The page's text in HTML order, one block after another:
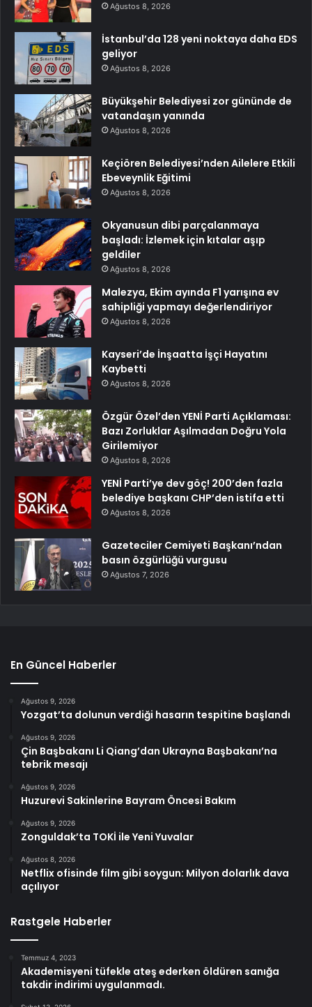
Ağustos 8, 2026
İstanbul’da 128 yeni noktaya daha EDS
geliyor
Ağustos 8, 2026
Büyükşehir Belediyesi zor gününde de
vatandaşın yanında
Ağustos 8, 2026
Keçiören Belediyesi’nden Ailelere Etkili
Ebeveynlik Eğitimi
Ağustos 8, 2026
Okyanusun dibi parçalanmaya
başladı: İzlemek için kıtalar aşıp
geldiler
Ağustos 8, 2026
Malezya, Ekim ayında F1 yarışına ev
sahipliği yapmayı değerlendiriyor
Ağustos 8, 2026
Kayseri’de İnşaatta İşçi Hayatını
Kaybetti
Ağustos 8, 2026
Özgür Özel’den YENİ Parti Açıklaması:
Bazı Zorluklar Aşılmadan Doğru Yola
Girilemiyor
Ağustos 8, 2026
YENİ Parti’ye dev göç! 200’den fazla
belediye başkanı CHP’den istifa etti
Ağustos 8, 2026
Gazeteciler Cemiyeti Başkanı’ndan
basın özgürlüğü vurgusu
Ağustos 7, 2026
En Güncel Haberler
Ağustos 9, 2026
Yozgat’ta dolunun verdiği hasarın tespitine başlandı
Ağustos 9, 2026
Çin Başbakanı Li Qiang’dan Ukrayna Başbakanı’na
tebrik mesajı
Ağustos 9, 2026
Huzurevi Sakinlerine Bayram Öncesi Bakım
Ağustos 9, 2026
Zonguldak’ta TOKİ ile Yeni Yuvalar
Ağustos 8, 2026
Netflix ofisinde film gibi soygun: Milyon dolarlık dava
açılıyor
Rastgele Haberler
Temmuz 4, 2023
Akademisyeni tüfekle ateş ederken öldüren sanığa
takdir indirimi uygulanmadı.